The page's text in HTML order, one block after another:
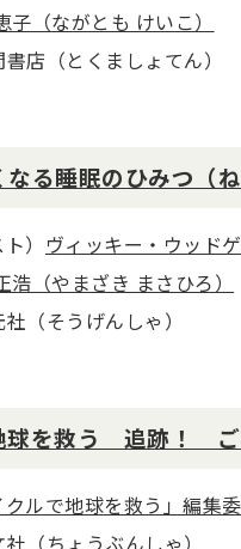
子（ながとも けいこ）
書店（とくましょてん）
る睡眠のひみつ（
） ヴィッキー・ウッド
浩（やまざき まさひろ）
社（そうげんしゃ）
球を救う 追跡！ ご
クルで地球を救う」編